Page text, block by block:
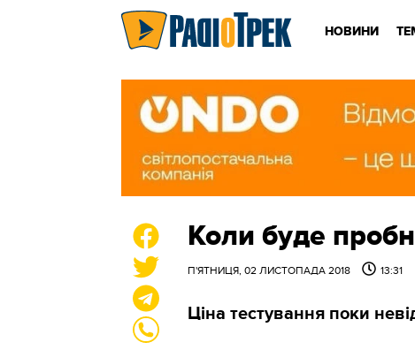
НОВИНИ
Коли буде
П'ЯТНИЦЯ, 02 ЛИСТОПАДА 2018 13:31
Ціна тестування поки